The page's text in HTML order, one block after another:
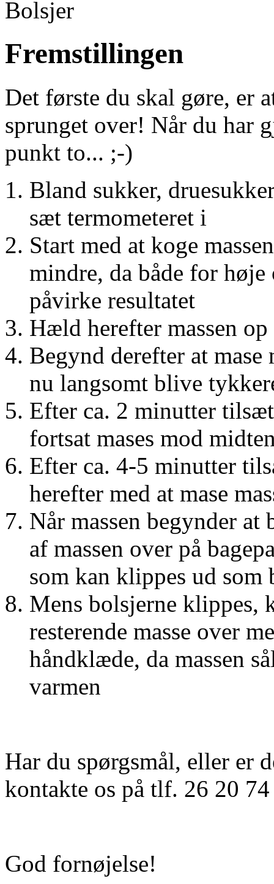
Fremstillingen
Det første du skal gøre, er
sprunget over! Når du har
punkt to... ;-)
Bland sukker,
sæt termometeret i
Start med at koge
mindre, da både for
påvirke resultatet
Hæld herefter massen
Begynd derefter at
nu langsomt blive
Efter ca. 2 minutter
fortsat mases mod
Efter ca. 4-5 minutter
herefter med at mase
Når massen begynder
af massen over på
som kan klippes ud som
Mens bolsjerne klippes,
resterende masse over
håndklæde, da massen
varmen
Har du spørgsmål, eller er
kontakte os på tlf. 26 20
God fornøjelse!